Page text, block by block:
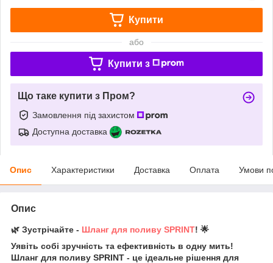
Купити
або
Купити з
Що таке купити з Пром?
Замовлення під захистом
Доступна доставка
Опис Характеристики Доставка Оплата Умови
Опис
🌿 Зустрічайте - Шланг для поливу SPRINT! 🌟
Уявіть собі зручність та ефективність в одну мить!
Шланг для поливу SPRINT - це ідеальне рішення для